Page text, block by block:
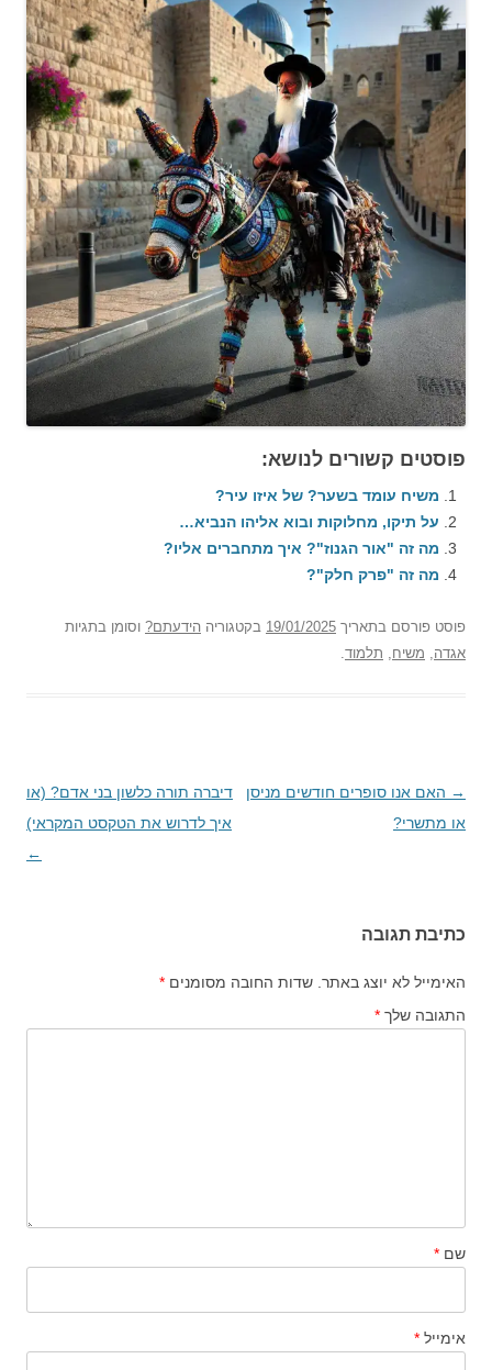
פוסטים קשורים לנושא:
משיח עומד בשער? של איזו עיר?
על תיקו, מחלוקות ובוא אליהו הנביא…
מה זה "אור הגנוז"? איך מתחברים אליו?
מה זה "פרק חלק"?
פוסט פורסם בתאריך 19/01/2025 בקטגוריה הידעתם? וסומן בתגיות
אגדה
משיח תלמוד
ניווט
בפוסטים
→ האם אנו סופרים חודשים מניסן
או מתשרי?
דיברה תורה כלשון בני אדם? (או
איך לדרוש את הטקסט המקראי)
←
כתיבת תגובה
האימייל לא יוצג באתר. שדות החובה מסומנים *
התגובה שלך *
שם *
אימייל *